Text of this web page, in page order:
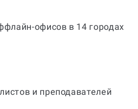
офисов в 14 городах
и преподавателей